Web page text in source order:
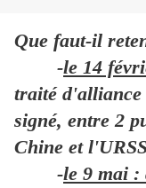
Que faut-il
-le 14
traité d'alliance
signé, entre 2
Chine et
-le 9 mai :